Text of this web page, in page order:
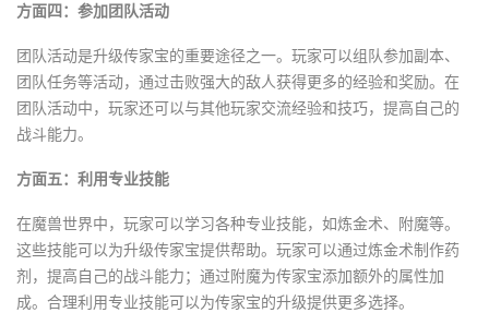
方面四：参加团队活动
团队活动是升级传家宝的重要途径之一。玩家可以组队参加副本、
团队任务等活动，通过击败强大的敌人获得更多的经验和奖励。在
团队活动中，玩家还可以与其他玩家交流经验和技巧，提高自己的
战斗能力。
方面五：利用专业技能
在魔兽世界中，玩家可以学习各种专业技能，如炼金术、附魔等。
这些技能可以为升级传家宝提供帮助。玩家可以通过炼金术制作药
剂，提高自己的战斗能力；通过附魔为传家宝添加额外的属性加
成。合理利用专业技能可以为传家宝的升级提供更多选择。